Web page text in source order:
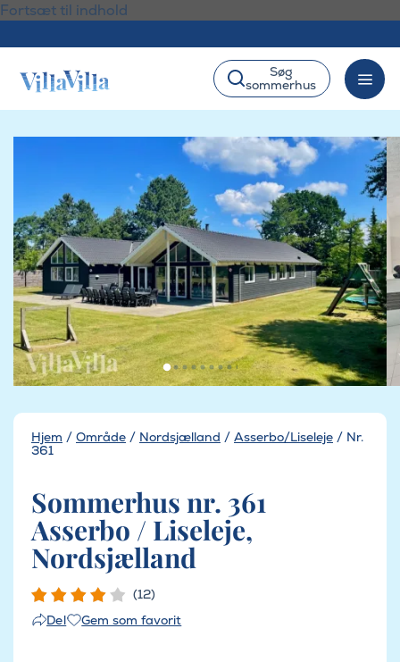
Fortsæt til indhold
Søg
sommerhus
Hjem / Område / Nordsjælland / Asserbo/Liseleje / Nr.
361
Sommerhus nr. 361
Asserbo / Liseleje,
Nordsjælland
(12)
Del
Gem som favorit